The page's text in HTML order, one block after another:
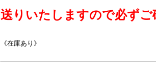
送りいたしますので必ずご
《在庫あり》